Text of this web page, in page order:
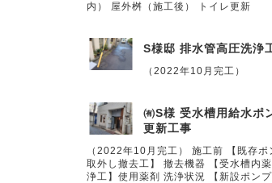
内） 屋外桝（施工後） トイレ更新
S様邸 排水管高圧洗浄
（2022年10月完工）
㈲S様 受水槽用給水ポ
更新工事
（2022年10月完工） 施工前 【既存ポ
取外し撤去工】 撤去機器 【受水槽内
浄工】使用薬剤 洗浄状況 【新設ポン